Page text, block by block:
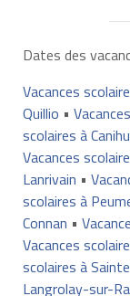
Dates des
Vacances
Quillio •
scolaires à
Vacances
Lanrivain •
scolaires à
Connan •
Vacances
scolaires à
Langrolay-sur-